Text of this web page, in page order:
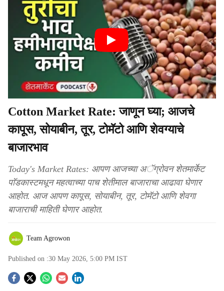
Cotton Market Rate: जाणून घ्या; आजचे
कापूस, सोयाबीन, तूर, टोमॅटो आणि शेवग्याचे
बाजारभाव
Today's Market Rates: आपण आजच्या अॅग्रोवन शेतमार्केट
पाॅडकास्टमधून महत्वाच्या पाच शेतीमाल बाजाराचा आढावा घेणार
आहोत. आज आपण कापूस, सोयाबीन, तूर, टोमॅटो आणि शेवगा
बाजाराची माहिती घेणार आहोत.
Team Agrowon
Published on :30 May 2026, 5:00 PM IST
S